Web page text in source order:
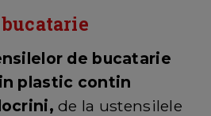
de bucatarie
plastic contin
de la ustensilele